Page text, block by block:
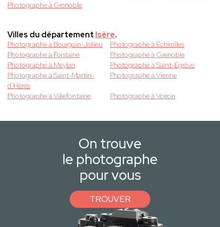
Photographe à Grenoble
Villes du département Isère.
Photographe à Bourgoin-Jallieu
Photographe à Échirolles
Photographe à Fontaine
Photographe à Grenoble
Photographe à Meylan
Photographe à Saint-Égrève
Photographe à Saint-Martin-
d’Hères
Photographe à Vienne
Photographe à Villefontaine Photographe à Voiron
On trouve
le photographe
pour vous
TROUVER